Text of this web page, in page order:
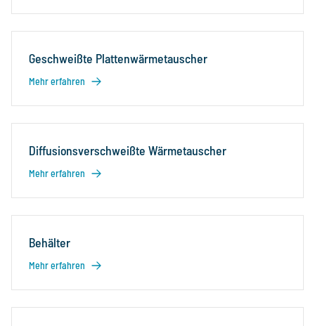
Geschweißte Plattenwärmetauscher
Mehr erfahren
Diffusionsverschweißte Wärmetauscher
Mehr erfahren
Behälter
Mehr erfahren